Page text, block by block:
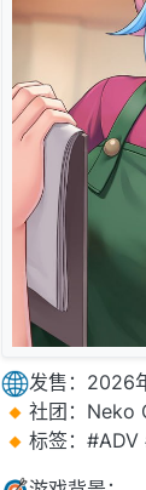
发售：2026
社团：Neko
标签：